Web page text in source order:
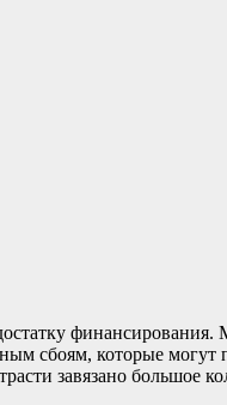
сбоям, которые
завязано большое